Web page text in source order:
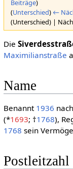
Beiträge)
(Unterschied) ←
(Unterschied) |
Die
Maximilianstraße
Name
Benannt 1936 nach „
(*1693; †1768),
1768 sein
Postleitzahl